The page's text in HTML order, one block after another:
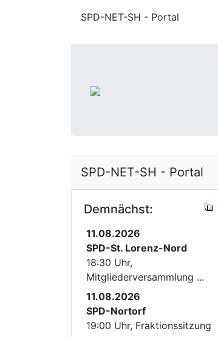
SPD-NET-SH - Portal
SPD-NET-SH - Portal
Demnächst:
11.08.2026
SPD-St. Lorenz-Nord
18:30 Uhr,
Mitgliederversammlung ...
11.08.2026
SPD-Nortorf
19:00 Uhr, Fraktionssitzung